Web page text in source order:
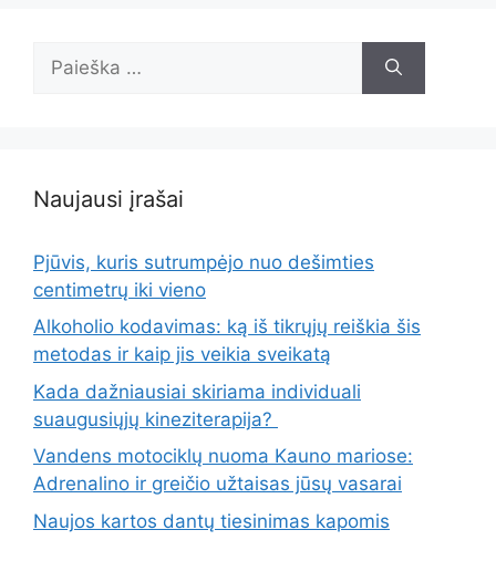
Naujausi įrašai
Pjūvis, kuris sutrumpėjo nuo dešimties
centimetrų iki vieno
Alkoholio kodavimas: ką iš tikrųjų reiškia šis
metodas ir kaip jis veikia sveikatą
Kada dažniausiai skiriama individuali
suaugusiųjų kineziterapija?
Vandens motociklų nuoma Kauno mariose:
Adrenalino ir greičio užtaisas jūsų vasarai
Naujos kartos dantų tiesinimas kapomis